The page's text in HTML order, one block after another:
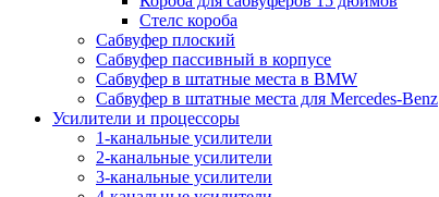
Стелс короба
Cабвуфер плоский
Сабвуфер пассивный в корпусе
Сабвуфер в штатные места в BMW
Сабвуфер в штатные места для Mercedes-Benz
Усилители и процессоры
1-канальные усилители
2-канальные усилители
3-канальные усилители